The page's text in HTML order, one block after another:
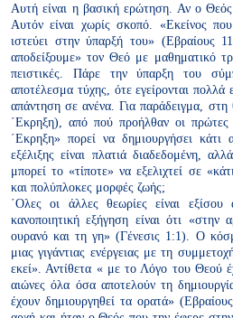
Αυτή είναι η βασική ερώτηση. Αν ο Θεός
Αυτόν είναι χωρίς σκοπό. «Εκείνος
ιστεύει στην ύπαρξή του» (Εβραίους
αποδείξουμε» τον Θεό με μαθηματικό
πειστικές. Πάρε την ύπαρξη του
αποτέλεσμα τύχης, ότε εγείρονται
απάντηση σε ανένα. Για παράδειγμα,
΄Εκρηξη),
από πού προήλθαν οι
΄Εκρηξη» πορεί να δημιουργήσει
εξέλιξης είναι πλατιά διαδεδομένη,
μπορεί το «τίποτε» να εξελιχτεί σε
και πολύπλοκες μορφές ζωής;
΄Ολες οι άλλες θεωρίες είναι
κανοποιητική εξήγηση είναι ότι
ουρανό και τη γη» (Γένεσις 1:1). Ο
μιας γιγάντιας ενέργειας με τη
εκεί». Αντίθετα « με το Λόγο του Θεού
αιώνες όλα όσα αποτελούν τη
έχουν δημιουργηθεί τα ορατά»